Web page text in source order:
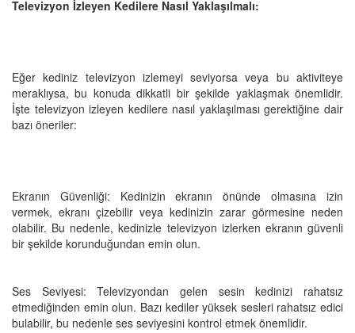
Televizyon İzleyen Kedilere Nasıl Yaklaşılmalı:
Eğer kediniz televizyon izlemeyi seviyorsa veya bu aktiviteye
meraklıysa, bu konuda dikkatli bir şekilde yaklaşmak önemlidir.
İşte televizyon izleyen kedilere nasıl yaklaşılması gerektiğine dair
bazı öneriler:
Ekranın Güvenliği: Kedinizin ekranın önünde olmasına izin
vermek, ekranı çizebilir veya kedinizin zarar görmesine neden
olabilir. Bu nedenle, kedinizle televizyon izlerken ekranın güvenli
bir şekilde korunduğundan emin olun.
Ses Seviyesi: Televizyondan gelen sesin kedinizi rahatsız
etmediğinden emin olun. Bazı kediler yüksek sesleri rahatsız edici
bulabilir, bu nedenle ses seviyesini kontrol etmek önemlidir.